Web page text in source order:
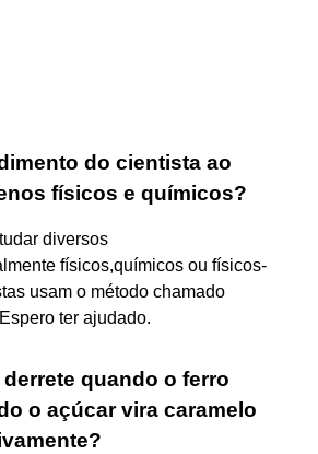
do cientista ao
físicos e químicos?
diversos
físicos,químicos ou físicos-
usam o método chamado
ter ajudado.
quando o ferro
o açúcar vira caramelo